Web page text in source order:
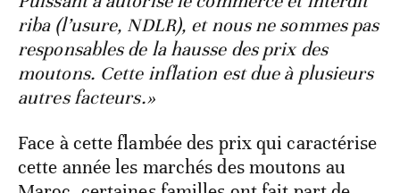
riba (l’usure, NDLR), et nous ne sommes pas
responsables de la hausse des prix des
moutons. Cette inflation est due à plusieurs
autres facteurs.»
Face à cette flambée des prix qui caractérise
cette année les marchés des moutons au